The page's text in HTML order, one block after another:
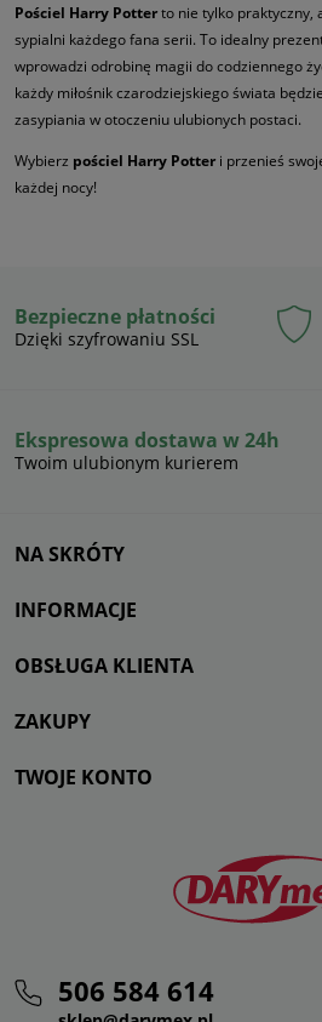
Pościel Harry Potterto nie tylko praktyczny,
sypialni każdego fana serii. To idealny
wprowadzi odrobinę magii do codziennego
każdy miłośnik czarodziejskiego świata
zasypiania w otoczeniu ulubionych postaci.
Wybierz pościel Harry Potter i przenieś
każdej nocy!
Bezpieczne płatności
Dzięki szyfrowaniu SSL
Ekspresowa dostawa w 24h
Twoim ulubionym kurierem
NA SKRÓTY
INFORMACJE
OBSŁUGA KLIENTA
ZAKUPY
TWOJE KONTO
506 584 614